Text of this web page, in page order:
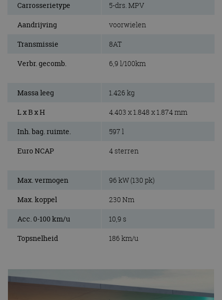
Carrosserietype 5-drs. MPV
Aandrijving voorwielen
Transmissie 8AT
Verbr. gecomb. 6,9 l/100km
Massa leeg 1.426 kg
L x B x H 4.403 x 1.848 x 1.874 mm
Inh. bag. ruimte. 597 l
Euro NCAP 4 sterren
Max. vermogen 96 kW (130 pk)
Max. koppel 230 Nm
Acc. 0-100 km/u 10,9 s
Topsnelheid 186 km/u